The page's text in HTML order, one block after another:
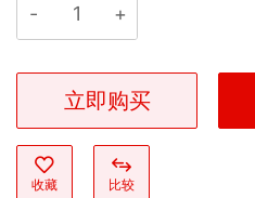
立即购买
收藏 比较